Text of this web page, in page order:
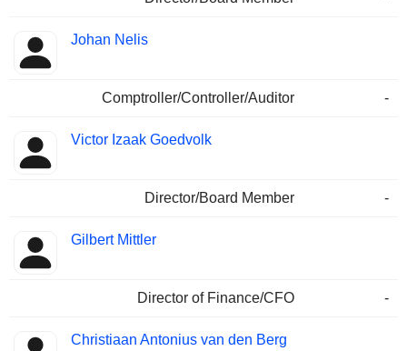
Johan Nelis
Comptroller/Controller/Auditor -
Victor Izaak Goedvolk
Director/Board Member -
Gilbert Mittler
Director of Finance/CFO -
Christiaan Antonius van den Berg